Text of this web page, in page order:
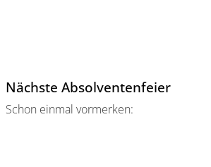
Nächste Absolventenfeier
Schon einmal vormerken: